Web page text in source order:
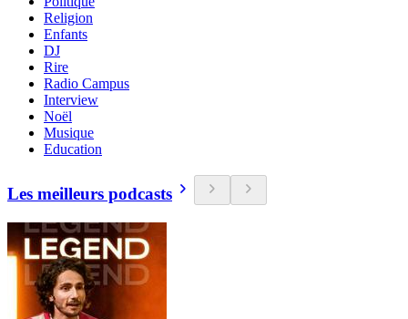
Religion
Enfants
DJ
Rire
Radio Campus
Interview
Noël
Musique
Education
Les meilleurs podcasts